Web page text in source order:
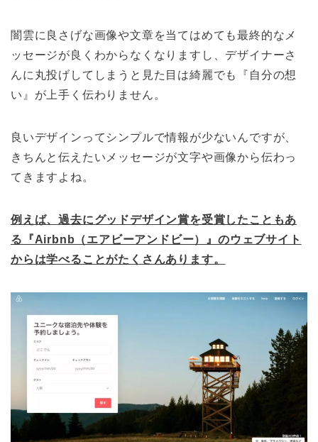
闇雲に良さげな画像や文章を当てはめても最終的なメ
ッセージが良くわからなくなりますし、デザイナーさ
んに丸投げしてしまうと見た目は綺麗でも『自分の想
い』が上手く伝わりません。
良いデザインってシンプルで情報が少ないんですが、
きちんと伝えたいメッセージが文字や画像から伝わっ
てきますよね。
例えば、過去にグッドデザイン賞を受賞したこともあ
る『Airbnb（エアビーアンドビー）』のウェブサイト
からは学べることがたくさんあります。